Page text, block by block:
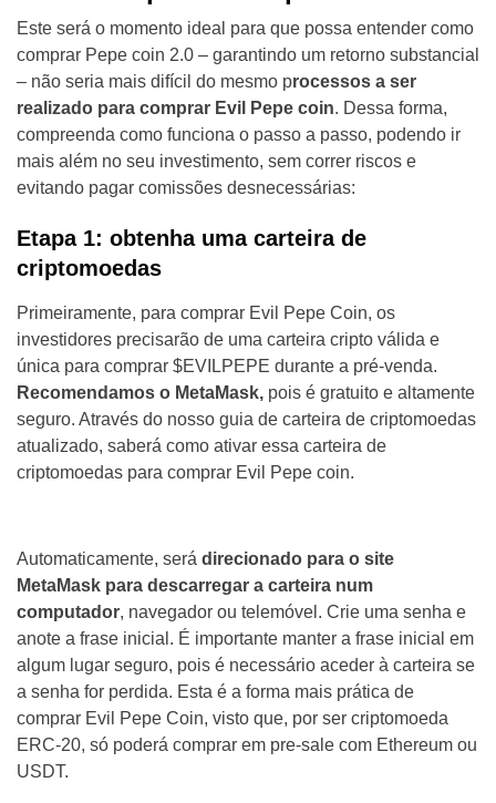
Este será o momento ideal para que possa entender como
comprar Pepe coin 2.0 – garantindo um retorno substancial
– não seria mais difícil do mesmo processos a ser
realizado para comprar Evil Pepe coin. Dessa forma,
compreenda como funciona o passo a passo, podendo ir
mais além no seu investimento, sem correr riscos e
evitando pagar comissões desnecessárias:
Etapa 1: obtenha uma carteira de
criptomoedas
Primeiramente, para comprar Evil Pepe Coin, os
investidores precisarão de uma carteira cripto válida e
única para comprar $EVILPEPE durante a pré-venda.
Recomendamos o MetaMask, pois é gratuito e altamente
seguro. Através do nosso guia de carteira de criptomoedas
atualizado, saberá como ativar essa carteira de
criptomoedas para comprar Evil Pepe coin.
Automaticamente, será direcionado para o site
MetaMask para descarregar a carteira num
computador, navegador ou telemóvel. Crie uma senha e
anote a frase inicial. É importante manter a frase inicial em
algum lugar seguro, pois é necessário aceder à carteira se
a senha for perdida. Esta é a forma mais prática de
comprar Evil Pepe Coin, visto que, por ser criptomoeda
ERC-20, só poderá comprar em pre-sale com Ethereum ou
USDT.